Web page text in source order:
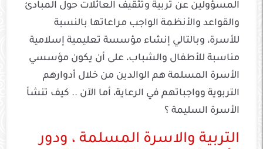
المسؤولين عن تربية وتثقيف العائلات حول المبادئ
والقواعد والأنظمة الواجب مراعاتها بالنسبة
للأسرة، وبالتالي إنشاء مؤسسة تعليمية إسلامية
مناسبة للأطفال والشباب، على أن يكون مؤسسي
الأسرة المسلمة هم الوالدين من خلال أدوارهم
التربوية وواجباتهم في الرعاية، أما الآن .. كيف تنشأ
الأسرة السليمة ؟
التربية والاسرة المسلمة ، ودور